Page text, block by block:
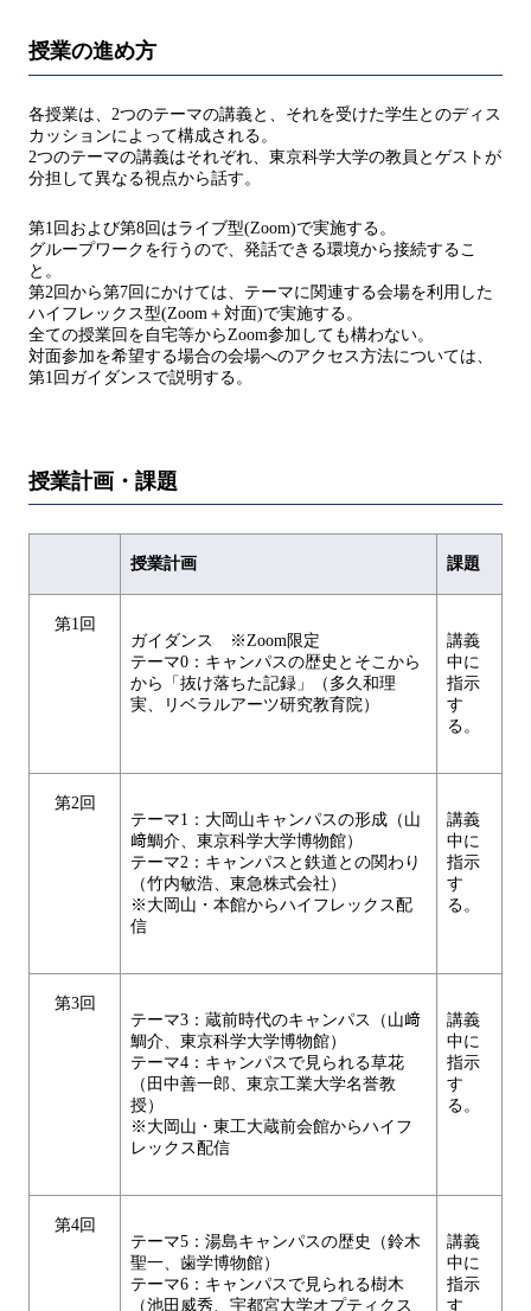
授業の進め方
各授業は、2つのテーマの講義と、それを受けた学生とのディス
カッションによって構成される。
2つのテーマの講義はそれぞれ、東京科学大学の教員とゲストが
分担して異なる視点から話す。
第1回および第8回はライブ型(Zoom)で実施する。
グループワークを行うので、発話できる環境から接続するこ
と。
第2回から第7回にかけては、テーマに関連する会場を利用した
ハイフレックス型(Zoom＋対面)で実施する。
全ての授業回を自宅等からZoom参加しても構わない。
対面参加を希望する場合の会場へのアクセス方法については、
第1回ガイダンスで説明する。
授業計画・課題
授業計画 課題
第1回
ガイダンス ※Zoom限定
テーマ0：キャンパスの歴史とそこから
から「抜け落ちた記録」（多久和理
実、リベラルアーツ研究教育院）
講義
中に
指示
す
る。
第2回
テーマ1：大岡山キャンパスの形成（山
﨑鯛介、東京科学大学博物館）
テーマ2：キャンパスと鉄道との関わり
（竹内敏浩、東急株式会社）
※大岡山・本館からハイフレックス配
信
講義
中に
指示
す
る。
第3回
テーマ3：蔵前時代のキャンパス（山﨑
鯛介、東京科学大学博物館）
テーマ4：キャンパスで見られる草花
（田中善一郎、東京工業大学名誉教
授）
※大岡山・東工大蔵前会館からハイフ
レックス配信
講義
中に
指示
す
る。
第4回
テーマ5：湯島キャンパスの歴史（鈴木
聖一、歯学博物館）
テーマ6：キャンパスで見られる樹木
（池田威秀、宇都宮大学オプティクス
講義
中に
指示
す